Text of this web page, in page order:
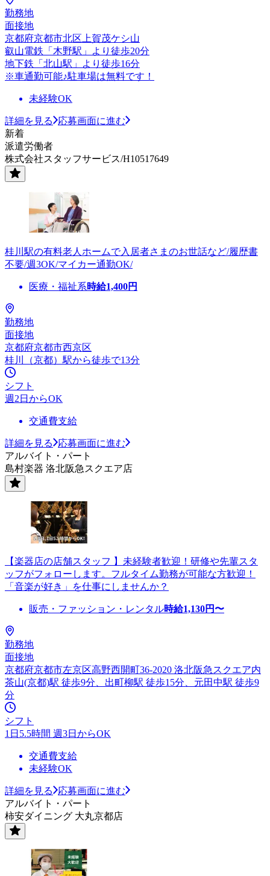
勤務地
面接地
京都府京都市北区上賀茂ケシ山
叡山電鉄「木野駅」より徒歩20分
地下鉄「北山駅」より徒歩16分
※車通勤可能♪駐車場は無料です！
未経験OK
詳細を見る
応募画面に進む
新着
派遣労働者
株式会社スタッフサービス/H10517649
桂川駅の有料老人ホームで入居者さまのお世話など/履歴書
不要/週3OK/マイカー通勤OK/
医療・福祉系時給1,400円
勤務地
面接地
京都府京都市西京区
桂川（京都）駅から徒歩で13分
シフト
週2日からOK
交通費支給
詳細を見る
応募画面に進む
アルバイト・パート
島村楽器 洛北阪急スクエア店
【楽器店の店舗スタッフ 】未経験者歓迎！研修や先輩スタ
ッフがフォローします。フルタイム勤務が可能な方歓迎！
「音楽が好き」を仕事にしませんか？
販売・ファッション・レンタル時給1,130円〜
勤務地
面接地
京都府京都市左京区高野西開町36-2020 洛北阪急スクエア内
茶山(京都)駅 徒歩9分、出町柳駅 徒歩15分、元田中駅 徒歩9
分
シフト
1日5.5時間 週3日からOK
交通費支給
未経験OK
詳細を見る
応募画面に進む
アルバイト・パート
柿安ダイニング 大丸京都店